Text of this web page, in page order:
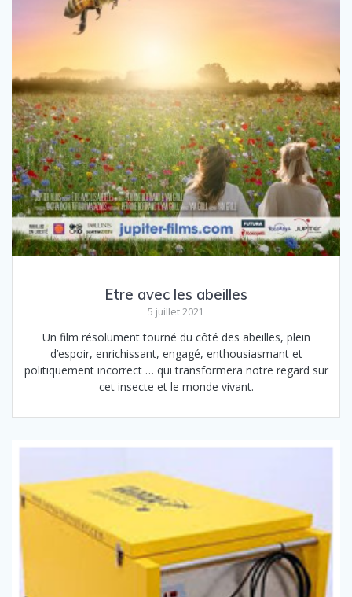
Etre avec les abeilles
5 juillet 2021
Un film résolument tourné du côté des abeilles, plein
d’espoir, enrichissant, engagé, enthousiasmant et
politiquement incorrect … qui transformera notre regard sur
cet insecte et le monde vivant.